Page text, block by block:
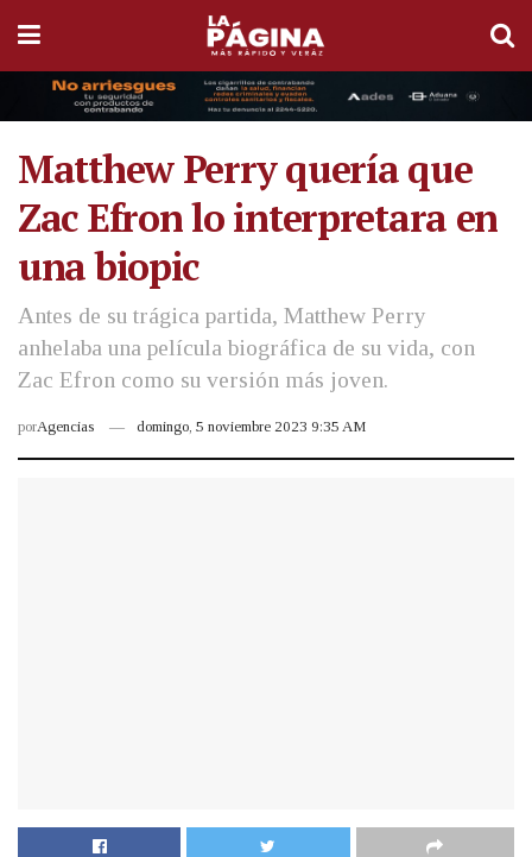
Matthew Perry quería que
Zac Efron lo interpretara en
una biopic
Antes de su trágica partida, Matthew Perry
anhelaba una película biográfica de su vida, con
Zac Efron como su versión más joven.
porAgencias domingo, 5 noviembre 2023 9:35 AM